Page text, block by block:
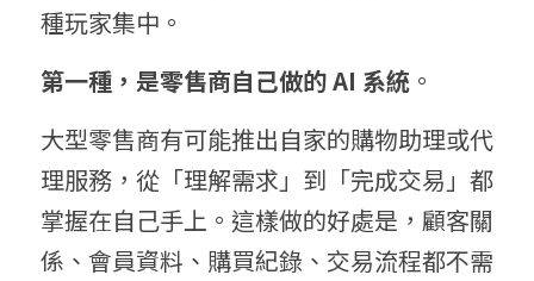
種玩家集中。
第一種，是零售商自己做的 AI 系統 。
大型零售商有可能推出自家的購物助理或代
理服務，從「理解需求」到「完成交易」都
掌握在自己手上。這樣做的好處是，顧客關
係、會員資料、購買紀錄、交易流程都不需